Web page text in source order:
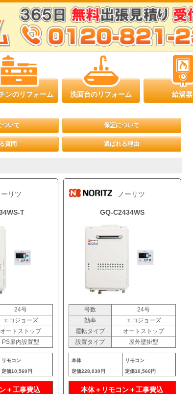
ンのリフォーム 洗面台のリフォーム 給湯器
ついて 保証について
質問 選ばれる理由
ーリツ
T
24号
エコジョーズ
オートストップ
PS扉内設置型
リモコン
定価10,560円
＋工事費込
ノーリツ
GQ-C2434WS
号数
24号
効率
エコジョーズ
運転タイプ
オートストップ
設置タイプ
屋外壁掛型
本体
定価228,030円
リモコン
定価10,560円
本体＋リモコン＋工事費込